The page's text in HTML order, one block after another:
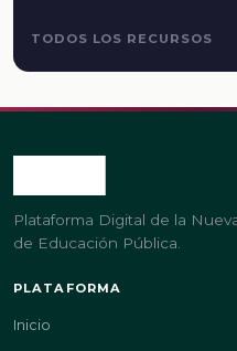
TODOS LOS RECURSOS
Plataforma Digital de la
de Educación Pública.
PLATAFORMA
Inicio